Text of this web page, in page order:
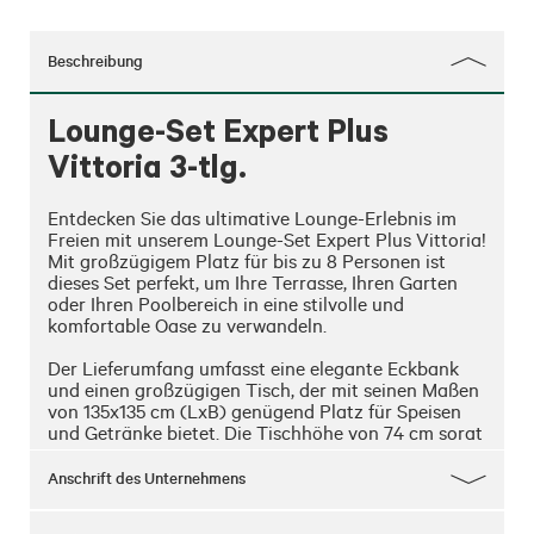
Beschreibung
Lounge-Set Expert Plus
Vittoria 3-tlg.
Entdecken Sie das ultimative Lounge-Erlebnis im
Freien mit unserem Lounge-Set Expert Plus Vittoria!
Mit großzügigem Platz für bis zu 8 Personen ist
dieses Set perfekt, um Ihre Terrasse, Ihren Garten
oder Ihren Poolbereich in eine stilvolle und
komfortable Oase zu verwandeln.
Der Lieferumfang umfasst eine elegante Eckbank
und einen großzügigen Tisch, der mit seinen Maßen
von 135x135 cm (LxB) genügend Platz für Speisen
und Getränke bietet. Die Tischhöhe von 74 cm sorgt
Anschrift des Unternehmens